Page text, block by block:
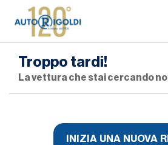
Troppo tardi!
La vettura che stai cercando
INIZIA UNA NUOVA